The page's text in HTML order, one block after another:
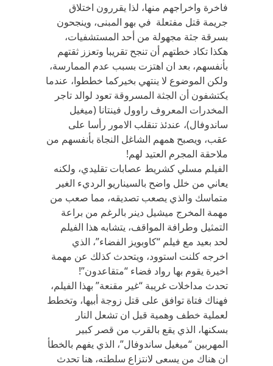
فاخرة واخراجهم منها، لذا يقررون اختلاق
جريمة قتل مفتعلة في بهو المبنى، وينجحون
بسرقة جثة مجهولة من أحد المستشفيات،
هكذا تكاد خطتهم أن تنجح تقريبا وتعزز ثقتهم
بأنفسهم، بعد ان اهتزت بسبب عدم الممارسة،
ولكن الموضوع لا ينتهي بخيركما خططوا، عندما
يكتشفون أن الجثة المسروقة تعود لوالد تاجر
المخدرات المعروف راوول فينتانا (ميغيل
ساندوفال)، عندئذ تنقلب الامور رأسا على
عقب، ويصبح همهم الشاغل النجاة بأنفسهم من
ملاحقة المجرم العتيد لهم!
الفيلم مسلي كشريط عصابات تقليدي، ولكنه
يعاني من خلل واضح بالسيناريو الرديء الغير
متماسك والذي يصعب تصديقه، مما صعب من
مهمة المخرج ميشيل دينر بالرغم من براعة
التمثيل وطرافة المواقف، يتشابه هذا الفيلم
لحد بعيد مع فيلم “كاوبويز الفضاء”، الذي
اخرجه كلنت استوود، ويتحدث كذلك عن مهمة
اخيرة يقوم بها رواد فضاء “متقاعدون”!
تحدث مداخلات غريبة “غير مقنعة” بهذا الفيلم،
فهناك فتاة توافق على قتل زوجة أبيها، وتخطط
لعملية خطف وهمية قبل ان تشعل النار
بسكنها، الذي يقع بالقرب من قصر كبير
المهربين “ميغيل ساندوفال”، الذي يفهم بالخطأ
ان هناك من يسعى لانتزاع سلطته، هنا تحدث